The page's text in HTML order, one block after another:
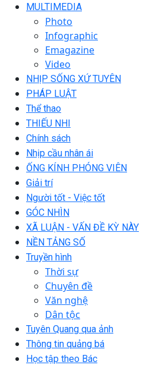
MULTIMEDIA
Photo
Infographic
Emagazine
Video
NHỊP SỐNG XỨ TUYÊN
PHÁP LUẬT
Thể thao
THIẾU NHI
Chính sách
Nhịp cầu nhân ái
ỐNG KÍNH PHÓNG VIÊN
Giải trí
Người tốt - Việc tốt
GÓC NHÌN
XÃ LUẬN - VẤN ĐỀ KỲ NÀY
NỀN TẢNG SỐ
Truyền hình
Thời sự
Chuyên đề
Văn nghệ
Dân tộc
Tuyên Quang qua ảnh
Thông tin quảng bá
Học tập theo Bác